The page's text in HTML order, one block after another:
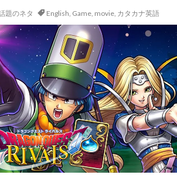
題のネタ English, Game, movie, カタカナ英語